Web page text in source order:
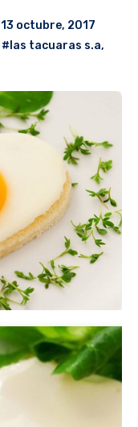
13 octubre, 2017
#las tacuaras s.a,